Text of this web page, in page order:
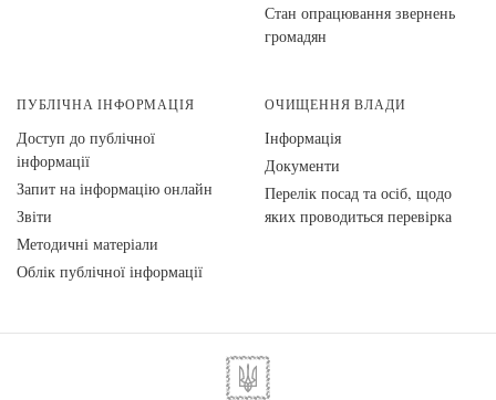
Стан опрацювання звернень
громадян
ПУБЛІЧНА ІНФОРМАЦІЯ
Доступ до публічної
інформації
Запит на інформацію онлайн
Звіти
Методичні матеріали
Облік публічної інформації
ОЧИЩЕННЯ ВЛАДИ
Інформація
Документи
Перелік посад та осіб, щодо
яких проводиться перевірка